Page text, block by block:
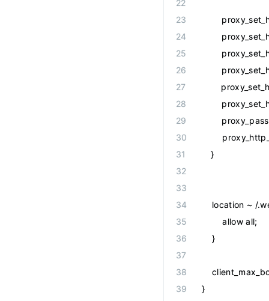
    }
location ~ /
        allow all;
    }
}